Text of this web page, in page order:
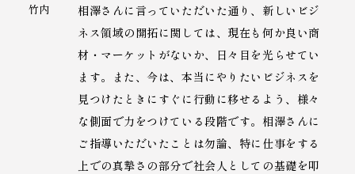
竹内
相澤さんに言っていただいた通り、新しいビジ
ネス領域の開拓に関しては、現在も何か良い商
材・マーケットがないか、日々目を光らせてい
ます。また、今は、本当にやりたいビジネスを
見つけたときにすぐに行動に移せるよう、様々
な側面で力をつけている段階です。相澤さんに
ご指導いただいたことは勿論、特に仕事をする
上での真摯さの部分で社会人としての基礎を叩